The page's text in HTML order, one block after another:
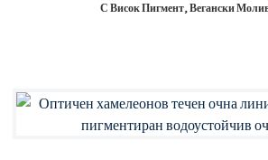
С Висок Пигмент, Вегански